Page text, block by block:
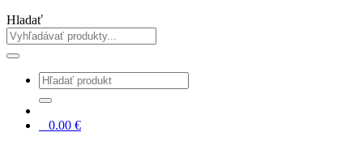
Hladať
0.00 €